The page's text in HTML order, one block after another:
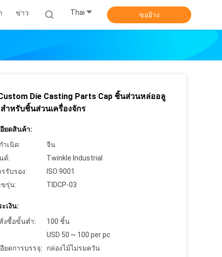
ข่าว Thai ขออ้าง
Die Casting Parts Cap ชิ้นส่วนหล่ออลู
ำหรับชิ้นส่วนเครื่องจักร
ยดสินค้า:
ำเนิด:
จีน
ด์:
Twinkle Industrial
รับรอง:
ISO 9001
ขรุ่น:
TIDCP-03
เงิน:
งซื้อขั้นต่ำ:
100 ชิ้น
USD 50 ~ 100 per pc
ยดการบรรจุ:
กล่องไม้ไม่รมควัน